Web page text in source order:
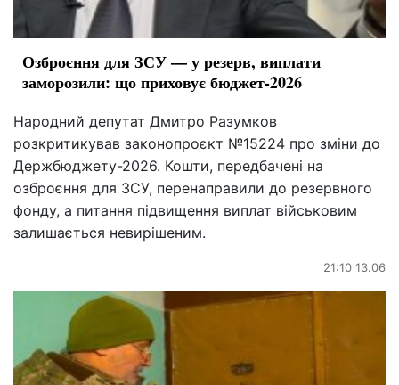
Озброєння для ЗСУ — у резерв, виплати
заморозили: що приховує бюджет-2026
Народний депутат Дмитро Разумков
розкритикував законопроєкт №15224 про зміни до
Держбюджету-2026. Кошти, передбачені на
озброєння для ЗСУ, перенаправили до резервного
фонду, а питання підвищення виплат військовим
залишається невирішеним.
21:10 13.06